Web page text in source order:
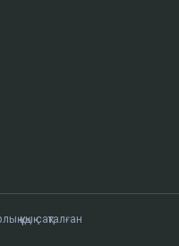
сақталған